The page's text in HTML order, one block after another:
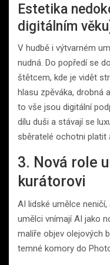
Estetika
digitálním
V hudbě i výtvarném
nudná. Do popředí se
štětcem, kde je vidět
hlasu zpěváka, drobná
to vše jsou digitální
dílu duši a stávají se
sběratelé ochotni platit
3. Nová role
kurátorovi
AI lidské umělce
umělci vnímají AI jako
malíře objev olejových
temné komory do